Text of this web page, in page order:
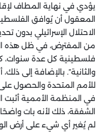
يؤدي في نهاية المطاف
المعقول أن يُوافق
الاحتلال الإسرائيلي بدون
من المفترض، في ظل هذه
فلسطينية كل عدة سنوات،
والثانية”. بالإضافة إلى
للأمم المتحدة والحصول
في المنظمة الأممية أثبت
الشفقة، ذلك لأنه بات
لم يُغير أي شيء على أرض